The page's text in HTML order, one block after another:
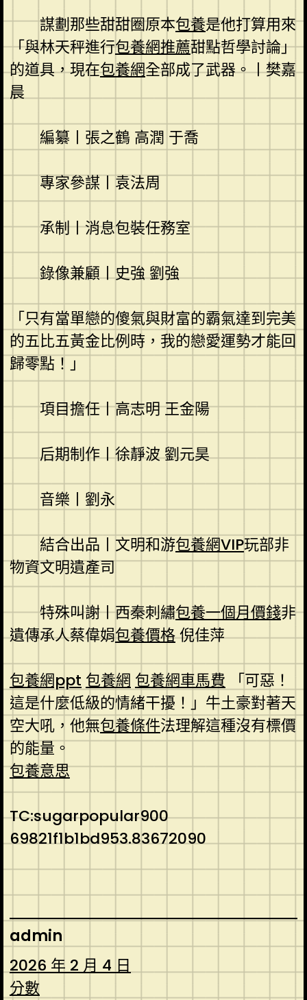
謀劃那些甜甜圈原本包養是他打算用來
「與林天秤進行包養網推薦甜點哲學討論」
的道具，現在包養網全部成了武器。丨樊嘉
晨
編纂丨張之鶴 高潤 于喬
專家參謀丨袁法周
承制丨消息包裝任務室
錄像兼顧丨史強 劉強
「只有當單戀的傻氣與財富的霸氣達到完美
的五比五黃金比例時，我的戀愛運勢才能回
歸零點！」
項目擔任丨高志明 王金陽
后期制作丨徐靜波 劉元昊
音樂丨劉永
結合出品丨文明和游包養網VIP玩部非
物資文明遺產司
特殊叫謝丨西秦刺繡包養一個月價錢非
遺傳承人蔡偉娟包養價格倪佳萍
包養網ppt 包養網 包養網車馬費 「可惡！
這是什麼低級的情緒干擾！」牛土豪對著天
空大吼，他無包養條件法理解這種沒有標價
的能量。
包養意思
TC:sugarpopular900
69821f1b1bd953.83672090
admin
2026 年 2 月 4 日
分數